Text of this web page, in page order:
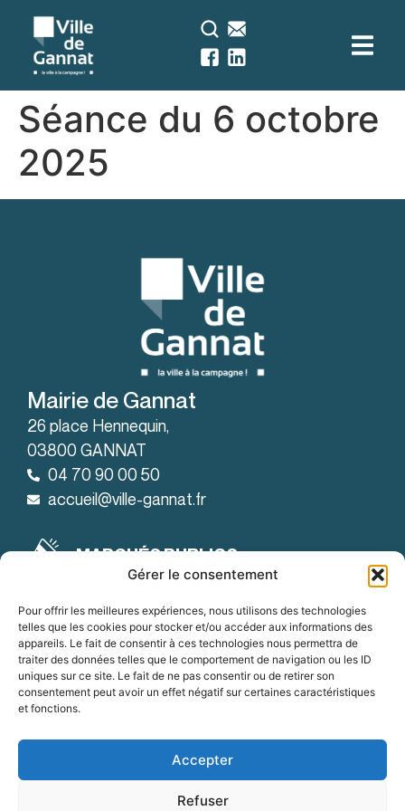
Gérer le consentement
Pour offrir les meilleures expériences, nous utilisons des technologies
telles que les cookies pour stocker et/ou accéder aux informations des
appareils. Le fait de consentir à ces technologies nous permettra de
traiter des données telles que le comportement de navigation ou les ID
uniques sur ce site. Le fait de ne pas consentir ou de retirer son
consentement peut avoir un effet négatif sur certaines caractéristiques
et fonctions.
Accepter
Refuser
principal
Séance du 6 octobre
2025
Mairie de Gannat
26 place Hennequin,
03800 GANNAT
04 70 90 00 50
accueil@ville-gannat.fr
MARCHÉS PUBLICS
Horaires d’ouverture
Le lundi: de 08h30 à 12h et de 14h à 18h
Le mardi: de 08h30 à 12h et de 14h à 19h
Du mercredi au vendredi:
de 8h30 à 12h et de 14h à 18h
OFFRES D'EMPLOI